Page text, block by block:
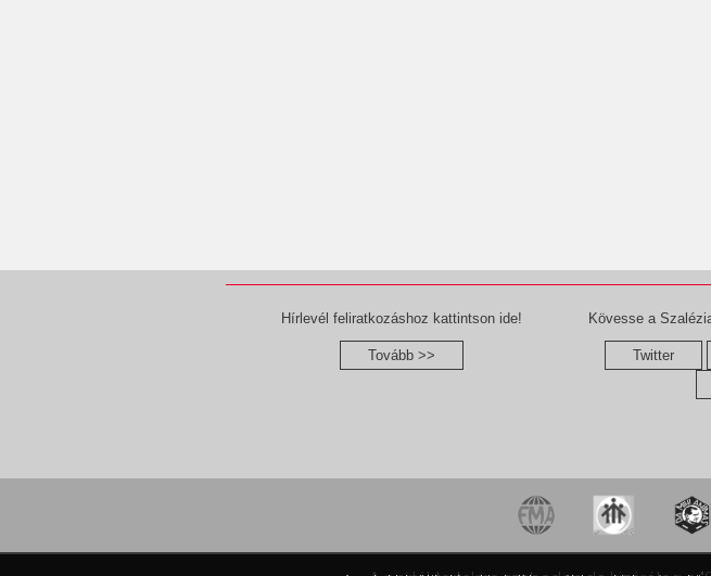
Hírlevél feliratkozáshoz kattintson ide!
Tovább >>
Kövesse a
Twitter